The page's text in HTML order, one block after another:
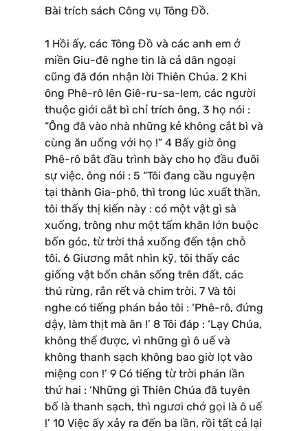
Bài trích sách Công vụ Tông Đồ.
1 Hồi ấy, các Tông Đồ và các anh em ở
miền Giu-đê nghe tin là cả dân ngoại
cũng đã đón nhận lời Thiên Chúa. 2 Khi
ông Phê-rô lên Giê-ru-sa-lem, các người
thuộc giới cắt bì chỉ trích ông, 3 họ nói :
“Ông đã vào nhà những kẻ không cắt bì và
cùng ăn uống với họ !” 4 Bấy giờ ông
Phê-rô bắt đầu trình bày cho họ đầu đuôi
sự việc, ông nói : 5 “Tôi đang cầu nguyện
tại thành Gia-phô, thì trong lúc xuất thần,
tôi thấy thị kiến này : có một vật gì sà
xuống, trông như một tấm khăn lớn buộc
bốn góc, từ trời thả xuống đến tận chỗ
tôi. 6 Giương mắt nhìn kỹ, tôi thấy các
giống vật bốn chân sống trên đất, các
thú rừng, rắn rết và chim trời. 7 Và tôi
nghe có tiếng phán bảo tôi : ‘Phê-rô, đứng
dậy, làm thịt mà ăn !’ 8 Tôi đáp : ‘Lạy Chúa,
không thể được, vì những gì ô uế và
không thanh sạch không bao giờ lọt vào
miệng con !’ 9 Có tiếng từ trời phán lần
thứ hai : ‘Những gì Thiên Chúa đã tuyên
bố là thanh sạch, thì ngươi chớ gọi là ô uế
!’ 10 Việc ấy xảy ra đến ba lần, rồi tất cả lại